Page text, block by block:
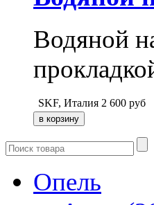
Водяной
SKF, Италия 2 600 руб
Опель